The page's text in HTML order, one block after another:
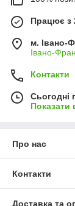
Працює з
м. Івано-
Івано-
Контакти
Сьогодні
Показати
Про нас
Контакти
Доставка та